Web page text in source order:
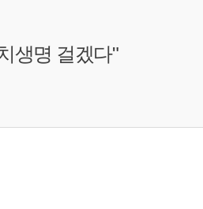
생명 걸겠다"